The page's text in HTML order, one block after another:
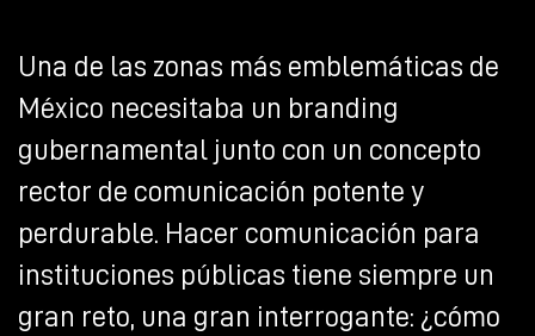
Una de las zonas más emblemáticas de
México necesitaba un branding
gubernamental junto con un concepto
rector de comunicación potente y
perdurable. Hacer comunicación para
instituciones públicas tiene siempre un
gran reto, una gran interrogante: ¿cómo